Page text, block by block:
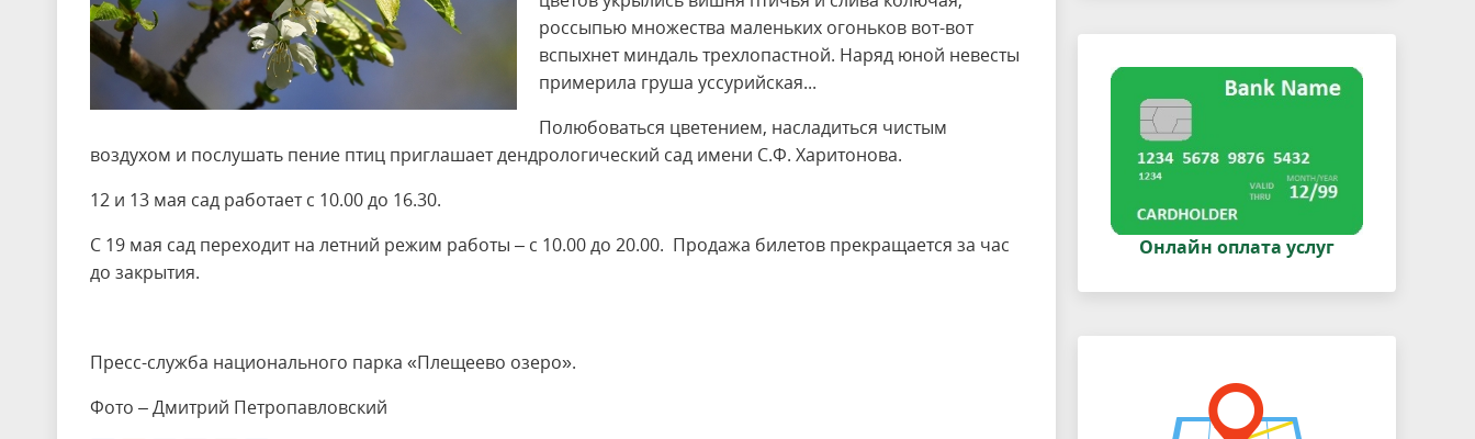
россыпью множества маленьких огоньков вот-вот
вспыхнет миндаль трехлопастной. Наряд юной невесты
примерила груша уссурийская...
Полюбоваться цветением, насладиться чистым
воздухом и послушать пение птиц приглашает дендрологический сад имени С.Ф. Харитонова.
12 и 13 мая сад работает с 10.00 до 16.30.
С 19 мая сад переходит на летний режим работы – с 10.00 до 20.00. Продажа билетов прекращается за час
до закрытия.
Пресс-служба национального парка «Плещеево озеро».
Фото – Дмитрий Петропавловский
Онлайн оплата услуг